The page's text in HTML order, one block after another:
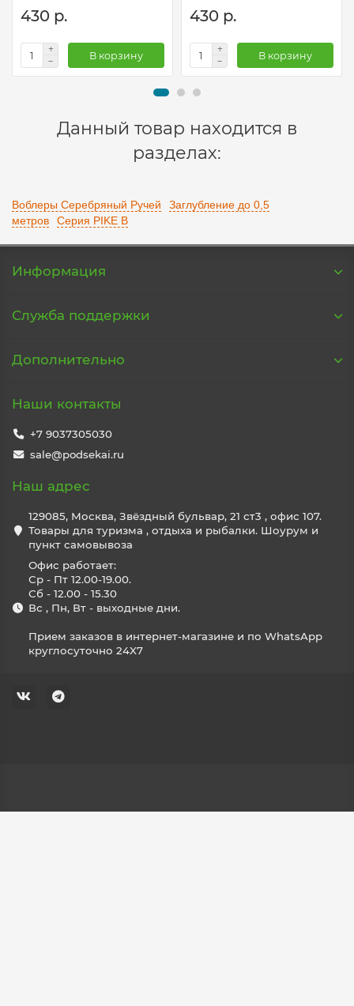
430 р.
В корзину
430 р.
В корзину
Данный товар находится в
разделах:
Воблеры Серебряный Ручей
Заглубление до 0,5
метров
Серия PIKE B
Информация
Служба поддержки
Дополнительно
Наши контакты
+7 9037305030
sale@podsekai.ru
Наш адрес
129085, Москва, Звёздный бульвар, 21 ст3 , офис 107.
Товары для туризма , отдыха и рыбалки. Шоурум и
пункт самовывоза
Офис работает:
Ср - Пт 12.00-19.00.
Сб - 12.00 - 15.30
Вс , Пн, Вт - выходные дни.
Прием заказов в интернет-магазине и по WhatsApp
круглосуточно 24X7